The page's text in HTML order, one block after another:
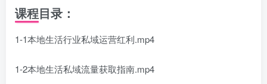
课程目录：
1-1本地生活行业私域运营红利.mp4
1-2本地生活私域流量获取指南.mp4